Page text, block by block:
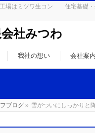
ン工場はミツワ生コン 住宅
社みつわ
我社の想い 会社案
ブログ » 雪がついにしっかりと